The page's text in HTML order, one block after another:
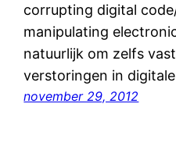
corrupting digital
manipulating
natuurlijk om zelfs
verstoringen in
november 29, 2012